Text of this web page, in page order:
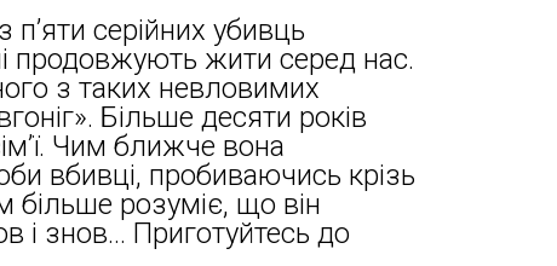
серійних убивць
продовжують жити серед нас.
з таких невловимих
Більше десяти років
Чим ближче вона
вбивці, пробиваючись крізь
більше розуміє, що він
і знов… Приготуйтесь до